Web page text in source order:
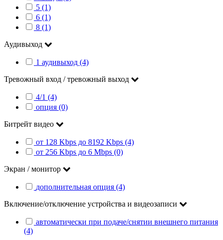
5 (1)
6 (1)
8 (1)
Аудивыход
1 аудивыход (4)
Тревожный вход / тревожный выход
4/1 (4)
опция (0)
Битрейт видео
от 128 Kbps до 8192 Kbps (4)
от 256 Kbps до 6 Mbps (0)
Экран / монитор
дополнительная опция (4)
Включение/отключение устройства и видеозаписи
автоматически при подаче/снятии внешнего питания
(4)